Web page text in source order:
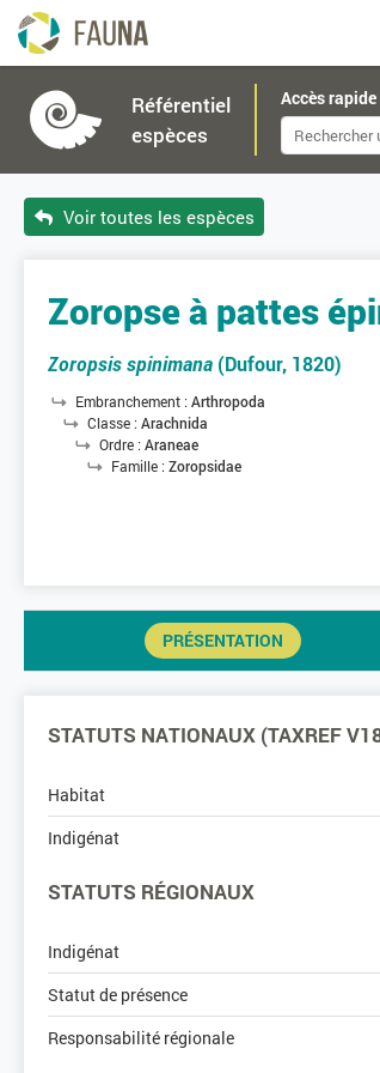
Référentiel
espèces
Accès rapide
Voir toutes les espèces
Zoropse à pattes
Zoropsis spinimana (Dufour, 1820)
Embranchement : Arthropoda
Classe : Arachnida
Ordre : Araneae
Famille : Zoropsidae
PRÉSENTATION
STATUTS NATIONAUX (TAXREF
Habitat
Indigénat
STATUTS RÉGIONAUX
Indigénat
Statut de présence
Responsabilité régionale